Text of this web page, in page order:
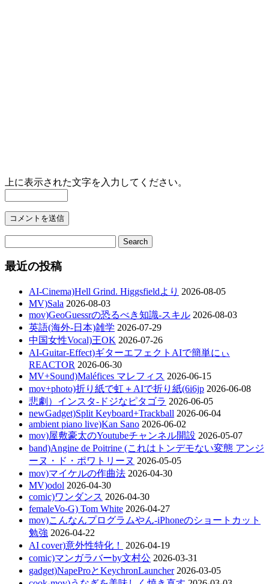
上に表示された文字を入力してください。
最近の投稿
AI-Cinema)Hell Grind. Higgsfieldより 2026-08-05
MV)Sala 2026-08-03
mov)GeoGuessrの恐るべき知識-スキル 2026-08-03
英語(海外-日本)雑学 2026-07-29
中国女性Vocal)王OK 2026-07-26
AI-Guitar-Effect)ギターエフェクトAIで簡単にぃ
REACTOR 2026-06-30
MV+Sound)Maléfices マレフィス 2026-06-15
mov+photo)折り紙で虹＋AIで折り紙(6i6jp 2026-06-08
悲劇）インスタ-ドジなピタゴラ 2026-06-05
newGadget)Split Keyboard+Trackball 2026-06-04
ambient piano live)Kan Sano 2026-06-02
mov)屋敷豪太のYoutubeチャンネル開設 2026-05-07
band)Angine de Poitrine (これはトンデモない変態 アンジ
ーヌ・ド・ポワトリーヌ 2026-05-05
mov)マイケルの作曲法 2026-04-30
MV)odol 2026-04-30
comic)ワンダンス 2026-04-30
femaleVo-G) Tom White 2026-04-27
mov)こんなんプログラムやん-iPhoneのショートカット
勉強 2026-04-22
AI cover)意外性特化！
2026-04-19
comic)マンガラバーby文村公 2026-03-31
gadget)NapeProとKeychronLauncher 2026-03-05